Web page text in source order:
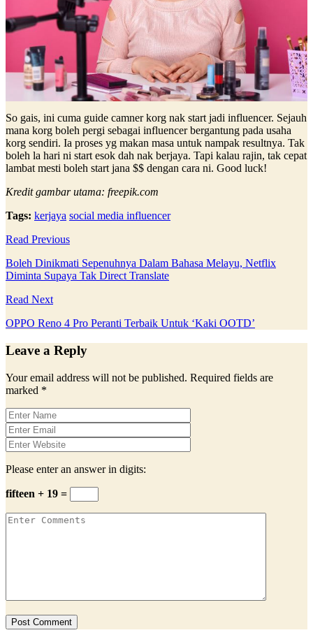
So gais, ini cuma guide camner korg nak start jadi influencer. Sejauh
mana korg boleh pergi sebagai influencer bergantung pada usaha
korg sendiri. Ia proses yg makan masa untuk nampak resultnya. Tak
boleh la hari ni start esok dah nak berjaya. Tapi kalau rajin, tak cepat
lambat mesti boleh start jana $$ dengan cara ni. Good luck!
Kredit gambar utama: freepik.com
Tags: kerjaya social media influencer
Read Previous
Boleh Dinikmati Sepenuhnya Dalam Bahasa Melayu, Netflix
Diminta Supaya Tak Direct Translate
Read Next
OPPO Reno 4 Pro Peranti Terbaik Untuk ‘Kaki OOTD’
Leave a Reply
Your email address will not be published. Required fields are
marked *
Please enter an answer in digits:
fifteen + 19 =